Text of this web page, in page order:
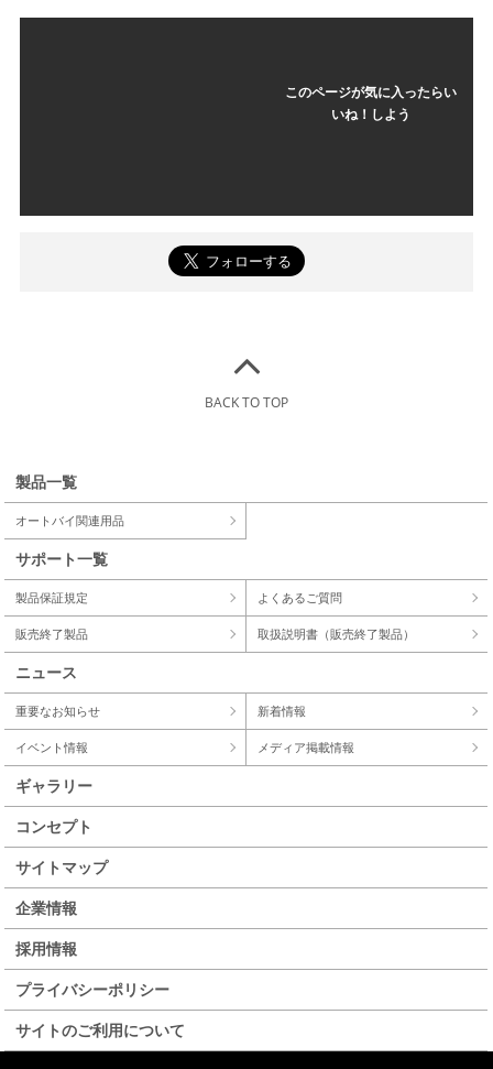
このページが気に入ったらい
いね！しよう
BACK TO TOP
製品一覧
オートバイ関連用品
サポート一覧
製品保証規定 よくあるご質問
販売終了製品 取扱説明書（販売終了製品）
ニュース
重要なお知らせ 新着情報
イベント情報 メディア掲載情報
ギャラリー
コンセプト
サイトマップ
企業情報
採用情報
プライバシーポリシー
サイトのご利用について